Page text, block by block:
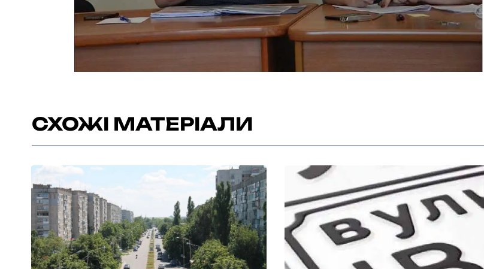
СХОЖІ МАТЕРІАЛИ